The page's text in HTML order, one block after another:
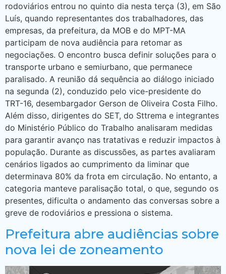
rodoviários entrou no quinto dia nesta terça (3), em São
Luís, quando representantes dos trabalhadores, das
empresas, da prefeitura, da MOB e do MPT-MA
participam de nova audiência para retomar as
negociações. O encontro busca definir soluções para o
transporte urbano e semiurbano, que permanece
paralisado. A reunião dá sequência ao diálogo iniciado
na segunda (2), conduzido pelo vice-presidente do
TRT-16, desembargador Gerson de Oliveira Costa Filho.
Além disso, dirigentes do SET, do Sttrema e integrantes
do Ministério Público do Trabalho analisaram medidas
para garantir avanço nas tratativas e reduzir impactos à
população. Durante as discussões, as partes avaliaram
cenários ligados ao cumprimento da liminar que
determinava 80% da frota em circulação. No entanto, a
categoria manteve paralisação total, o que, segundo os
presentes, dificulta o andamento das conversas sobre a
greve de rodoviários e pressiona o sistema.
Prefeitura abre audiências sobre
nova lei de zoneamento